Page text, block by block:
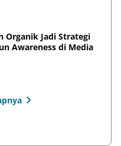
Organik Jadi Strategi
Awareness di Media